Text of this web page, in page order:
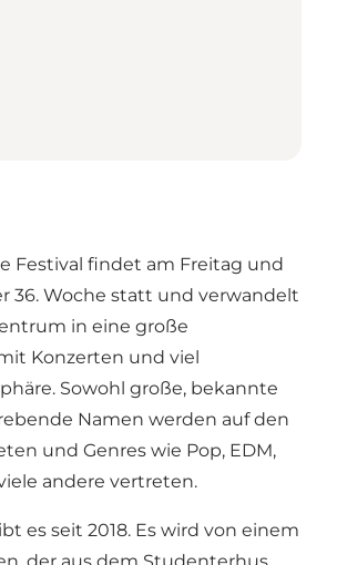
Festival findet am Freitag und
36. Woche statt und verwandelt
in eine große
Konzerten und viel
Sowohl große, bekannte
Namen werden auf den
und Genres wie Pop, EDM,
andere vertreten.
es seit 2018. Es wird von einem